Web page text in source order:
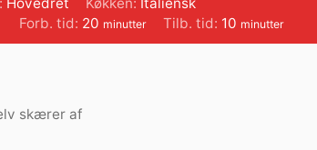
Forb. tid: 20minutter
minutter Tilb. tid: 10 minutter
minutter
skærer af